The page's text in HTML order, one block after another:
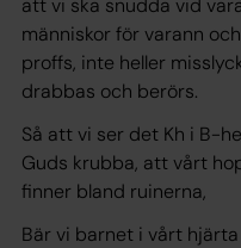
att vi ska snudda vid
människor för varann
proffs, inte heller
drabbas och berörs.
Så att vi ser det Kh i B-
Guds krubba, att vårt
finner bland ruinerna,
Bär vi barnet i vårt hjärta